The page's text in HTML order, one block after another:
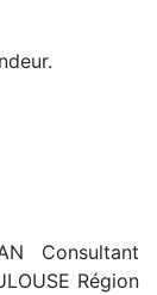
Consultant
Région